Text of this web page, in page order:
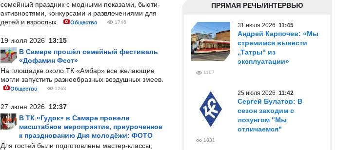
семейный праздник с модными показами, бьюти-
активностями, конкурсами и развлечениями для
детей и взрослых.
Общество 1746
19 июля 2026 13:15
В Самаре прошёл семейный фестиваль
«Дофамин Фест»
На площадке около ТК «Амбар» все желающие
могли запустить разнообразных воздушных змеев.
Общество 1263
27 июня 2026 12:37
В ТК «Гудок» в Самаре провели
масштабное мероприятие, приуроченное
к празднованию Дня молодёжи: ФОТО
Для гостей были подготовлены мастер-классы,
ПРЯМАЯ РЕЧЬ/ИНТЕРВЬЮ
31 июля 2026 11:45
Андрей Карпочев: «Мы
стремимся вывести
„Татры“ из
эксплуатации»
1107
25 июля 2026 11:42
Сергей Булатов: В
сезон заходим с
лозунгом "Мы
отличаемся"
1831